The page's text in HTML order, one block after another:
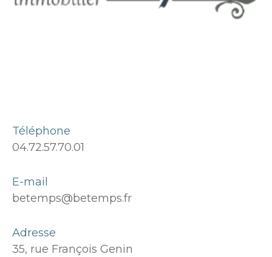
Téléphone
04.72.57.70.01
E-mail
betemps@betemps.fr
Adresse
35, rue François Genin